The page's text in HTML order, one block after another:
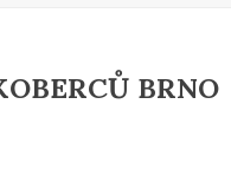
BRNO